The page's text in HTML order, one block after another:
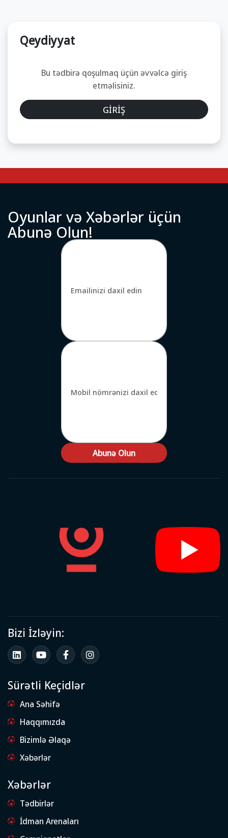
Qeydiyyat
Bu tədbirə qoşulmaq üçün əvvəlcə giriş
etməlisiniz.
GİRİŞ
Oyunlarvə Xəbərlər üçün
Abunə Olun!
Abunə Olun
Bizi İzləyin:
Sürətli Keçidlər
Ana Səhifə
Haqqımızda
Bizimlə Əlaqə
Xəbərlər
Xəbərlər
Tədbirlər
İdman Arenaları